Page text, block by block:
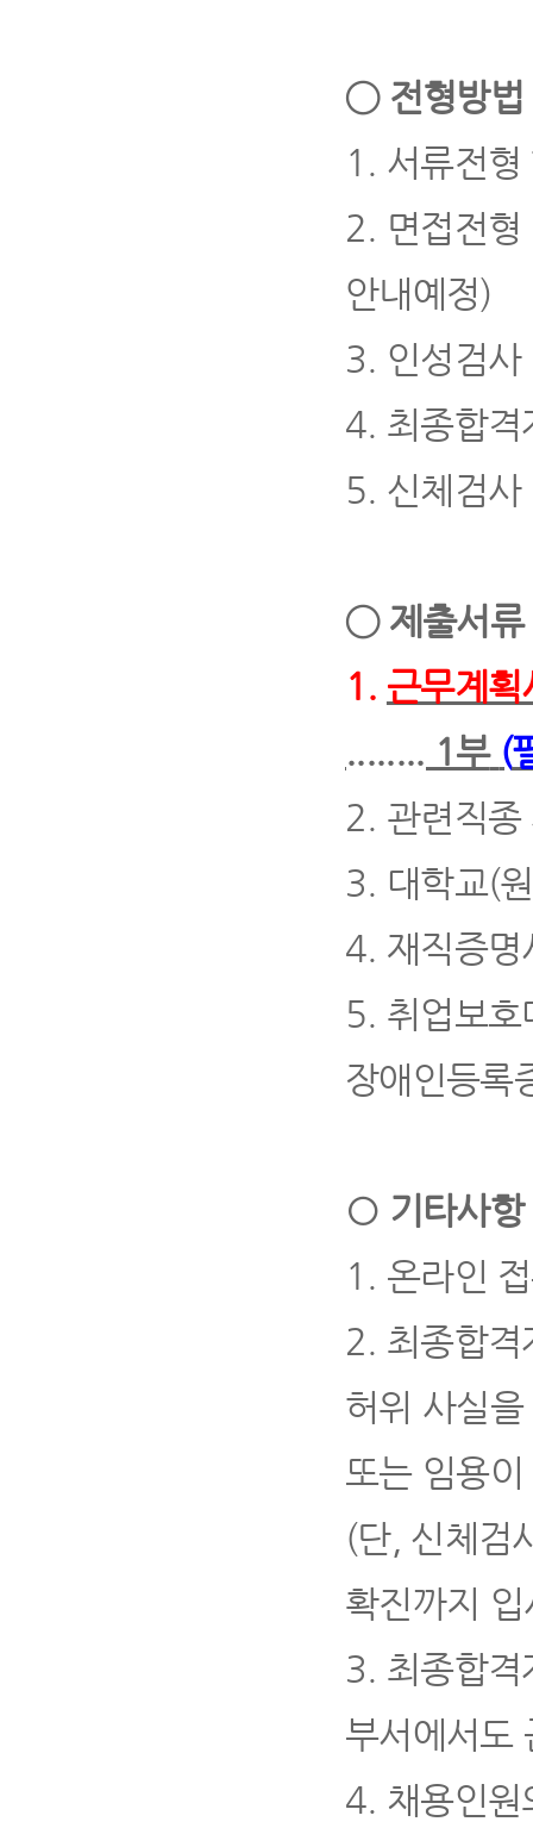
◯ 전형방
1. 서류전
2. 면접전형
안내예정)
3. 인성검사
4. 최종합
5. 신체검사
◯ 제출서류
1. 근무계획
........ 1 부 (
2. 관련직
3. 대학교(원
4. 재직증명
5. 취업보호
장애인등록
○ 기타사항
1. 온라인
2. 최종합
허위 사실
또는 임용
(단, 신체검
확진까지
3. 최종합
부서에서도
4. 채용인